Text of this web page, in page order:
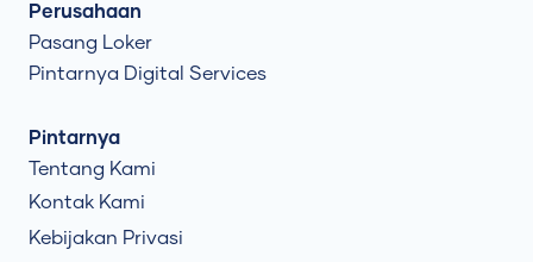
Perusahaan
Pasang Loker
Pintarnya Digital Services
Pintarnya
Tentang Kami
Kontak Kami
Kebijakan Privasi